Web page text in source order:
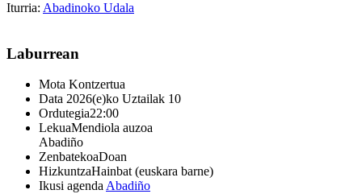
Iturria: Abadinoko Udala
Laburrean
Mota Kontzertua
Data 2026(e)ko Uztailak 10
Ordutegia22:00
LekuaMendiola auzoa
Abadiño
ZenbatekoaDoan
HizkuntzaHainbat (euskara barne)
Ikusi agendaAbadiño